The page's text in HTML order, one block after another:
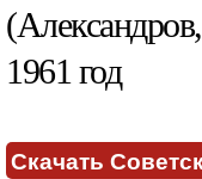
1961 год
Скачать